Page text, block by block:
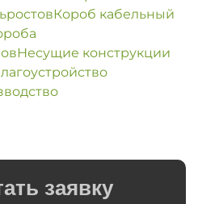
Короб кабельный
Несущие конструкции
заявку